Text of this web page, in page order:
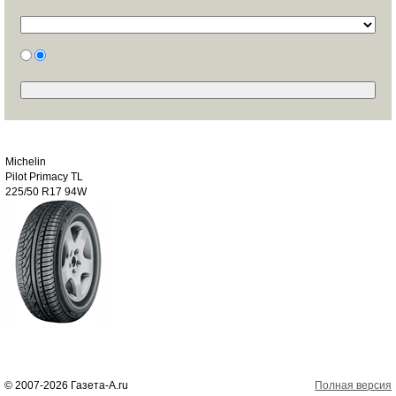
Michelin
Pilot Primacy TL
225/50 R17 94W
© 2007-2026 Газета-А.ru Полная версия